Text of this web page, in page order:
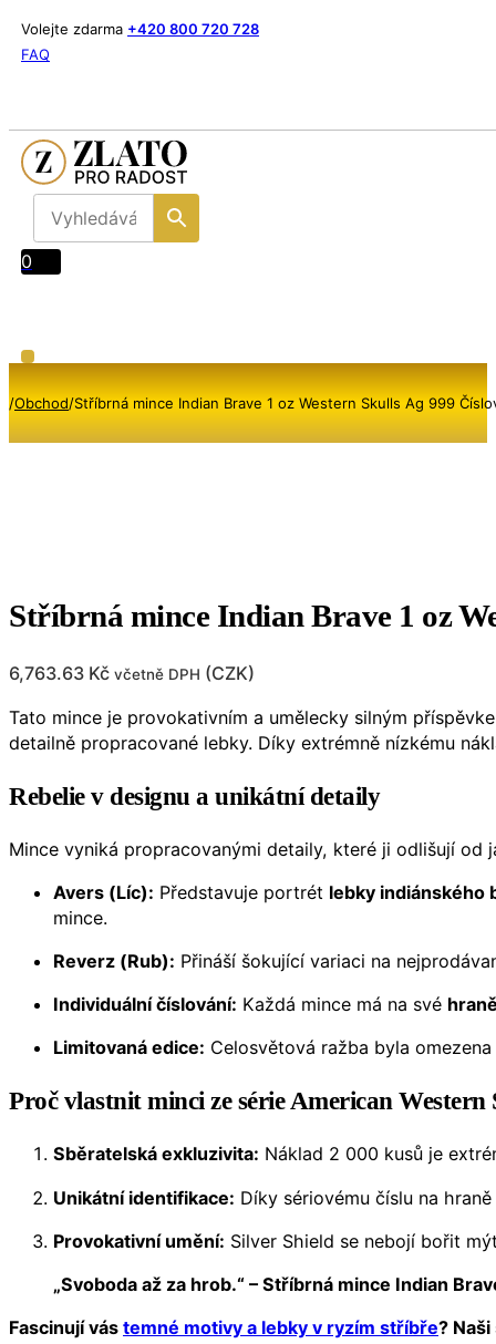
Volejte zdarma +420 800 720 728
FAQ
0
/Obchod/Stříbrná mince Indian Brave 1 oz Western Skulls Ag 999
Stříbrná mince Indian Brave 1 oz
6,763.63 Kč včetně DPH (CZK)
Tato mince je provokativním a umělecky silným
detailně propracované lebky. Díky extrémně nízkému
Rebelie v designu a unikátní detaily
Mince vyniká propracovanými detaily, které ji odlišují od
Avers (Líc): Představuje portrét lebky indiánského
mince.
Reverz (Rub): Přináší šokující variaci na
Individuální číslování: Každá mince má na své
Limitovaná edice: Celosvětová ražba byla
Proč vlastnit minci ze série American Western
Sběratelská exkluzivita: Náklad 2 000 kusů je
Unikátní identifikace: Díky sériovému číslu na
Provokativní umění: Silver Shield se nebojí bořit
„Svoboda až za hrob.“ – Stříbrná mince Indian
Fascinují vás temné motivy a lebky v ryzím stříbře?